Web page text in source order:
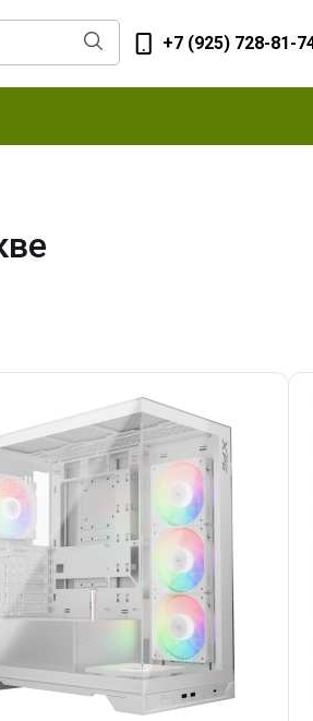
+7 (925) 728-81-